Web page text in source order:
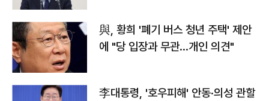
與, 황희 '폐기 버스 청년 주택' 제안
에 "당 입장과 무관…개인 의견"
李대통령, '호우피해' 안동·의성 관할